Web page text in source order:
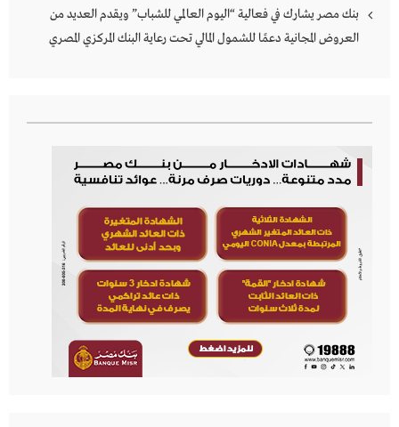
بنك مصر يشارك في فعالية “اليوم العالمي للشباب” ويقدم العديد من
العروض المجانية دعمًا للشمول المالي تحت رعاية البنك المركزي المصري